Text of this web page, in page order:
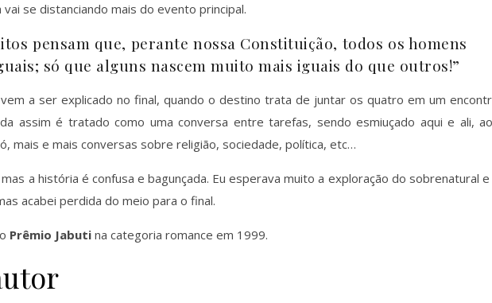
se distanciando mais do evento principal.
pensam que, perante nossa Constituição, todos os homens
só que alguns nascem muito mais iguais do que outros!”
a ser explicado no final, quando o destino trata de juntar os quatro em um
assim é tratado como uma conversa entre tarefas, sendo esmiuçado aqui e ali,
mais e mais conversas sobre religião, sociedade, política, etc…
a história é confusa e bagunçada. Eu esperava muito a exploração do sobrenatural e
acabei perdida do meio para o final.
Prêmio Jabuti na categoria romance em 1999.